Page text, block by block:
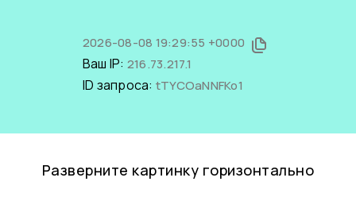
2026-08-08 19:29:55 +0000
Ваш IP: 216.73.217.1
ID запроса: tTYCOaNNFKo1
Разверните картинку горизонтально